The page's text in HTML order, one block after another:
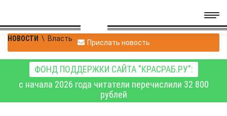
НОВОСТИ \ Власть Прислать новость
ФОНД ПОДДЕРЖКИ САЙТА "КРАСРАБ.РУ":
с начала 2026 года читатели перечислили 32 800
рублей